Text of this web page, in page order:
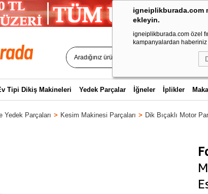
igneiplikburada.com
ekleyin.
igneiplikburada.com özel
kampanyalardan
Tipi Dikiş Makineleri Yedek Parçalar İğneler İplikler
Yedek Parçaları Kesim Makinesi Parçaları Dik Bıçaklı Motor